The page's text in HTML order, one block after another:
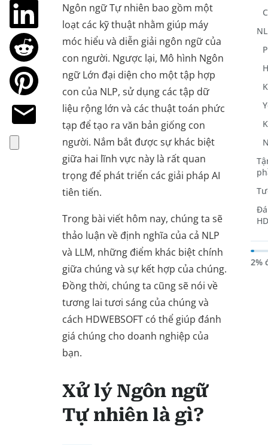
Ngôn ngữ Tự nhiên bao gồm một
loạt các kỹ thuật nhằm giúp máy
móc hiểu và diễn giải ngôn ngữ của
con người. Ngược lại, Mô hình Ngôn
ngữ Lớn đại diện cho một tập hợp
con của NLP, sử dụng các tập dữ
liệu rộng lớn và các thuật toán phức
tạp để tạo ra văn bản giống con
người. Nắm bắt được sự khác biệt
giữa hai lĩnh vực này là rất quan
trọng để phát triển các giải pháp AI
tiên tiến.
Trong bài viết hôm nay, chúng ta sẽ
thảo luận về định nghĩa của cả NLP
và LLM, những điểm khác biệt chính
giữa chúng và sự kết hợp của chúng.
Đồng thời, chúng ta cũng sẽ nói về
tương lai tươi sáng của chúng và
cách HDWEBSOFT có thể giúp đánh
giá chúng cho doanh nghiệp của
bạn.
Xử lý Ngôn ngữ
Tự nhiên là gì?
2%